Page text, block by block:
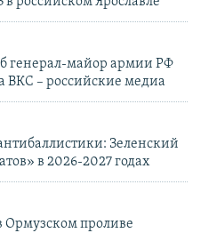
генерал-майор армии РФ
ВКС – российские медиа
Зеленский
в 2026-2027 годах
Ормузском проливе